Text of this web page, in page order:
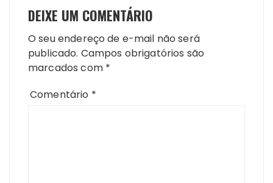
DEIXE UM COMENTÁRIO
O seu endereço de e-mail não será
publicado. Campos obrigatórios são
marcados com *
Comentário *